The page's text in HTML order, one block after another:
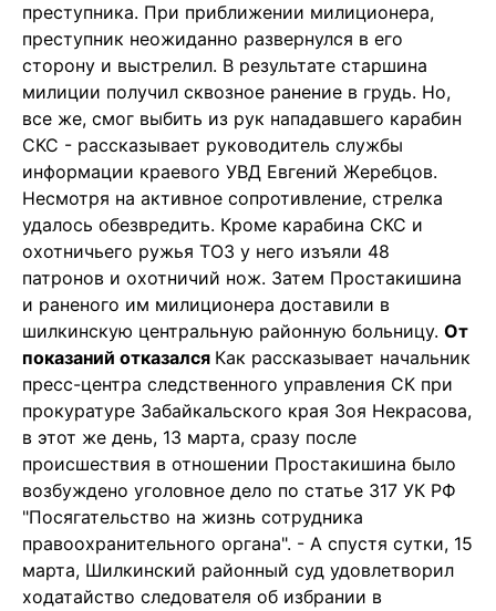
преступника. При приближении милиционера,
преступник неожиданно развернулся в его
сторону и выстрелил. В результате старшина
милиции получил сквозное ранение в грудь. Но,
все же, смог выбить из рук нападавшего карабин
СКС - рассказывает руководитель службы
информации краевого УВД Евгений Жеребцов.
Несмотря на активное сопротивление, стрелка
удалось обезвредить. Кроме карабина СКС и
охотничьего ружья ТОЗ у него изъяли 48
патронов и охотничий нож. Затем Простакишина
и раненого им милиционера доставили в
шилкинскую центральную районную больницу. От
показаний отказался Как рассказывает начальник
пресс-центра следственного управления СК при
прокуратуре Забайкальского края Зоя Некрасова,
в этот же день, 13 марта, сразу после
происшествия в отношении Простакишина было
возбуждено уголовное дело по статье 317 УК РФ
"Посягательство на жизнь сотрудника
правоохранительного органа". - А спустя сутки, 15
марта, Шилкинский районный суд удовлетворил
ходатайство следователя об избрании в